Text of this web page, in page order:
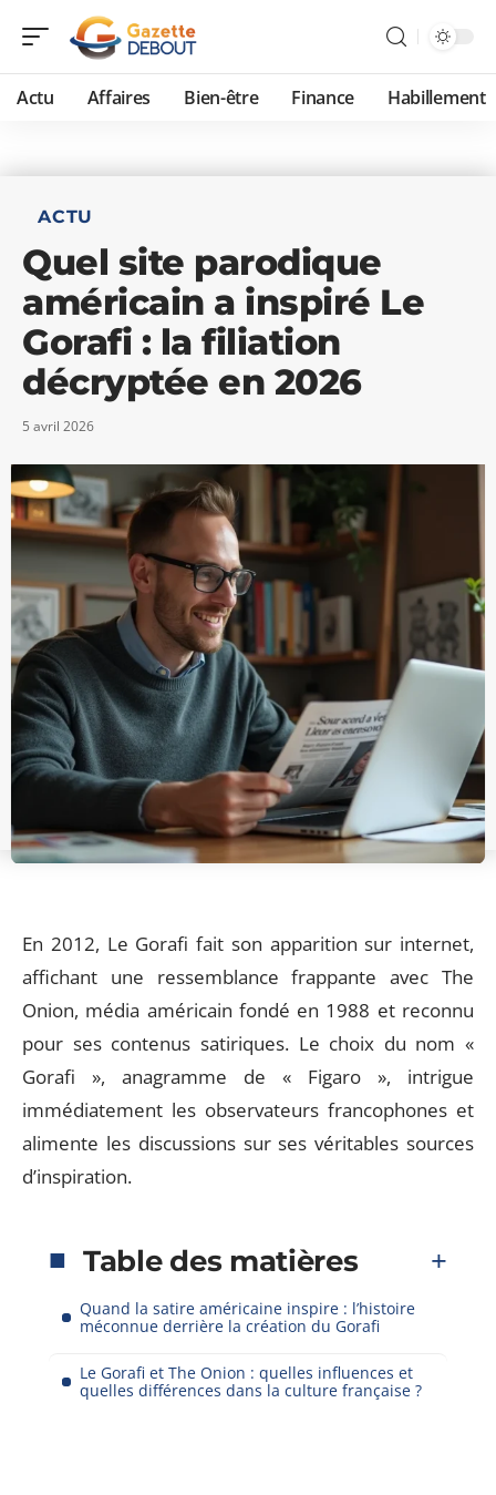
Actu Affaires Bien-être Finance Habillement
ACTU
Quel site parodique
américain a inspiré Le
Gorafi : la filiation
décryptée en 2026
5 avril 2026
En 2012, Le Gorafi fait son apparition sur internet,
affichant une ressemblance frappante avec The
Onion, média américain fondé en 1988 et reconnu
pour ses contenus satiriques. Le choix du nom «
Gorafi », anagramme de « Figaro », intrigue
immédiatement les observateurs francophones et
alimente les discussions sur ses véritables sources
d’inspiration.
Table des matières
Quand la satire américaine inspire : l’histoire
méconnue derrière la création du Gorafi
Le Gorafi et The Onion : quelles influences et
quelles différences dans la culture française ?